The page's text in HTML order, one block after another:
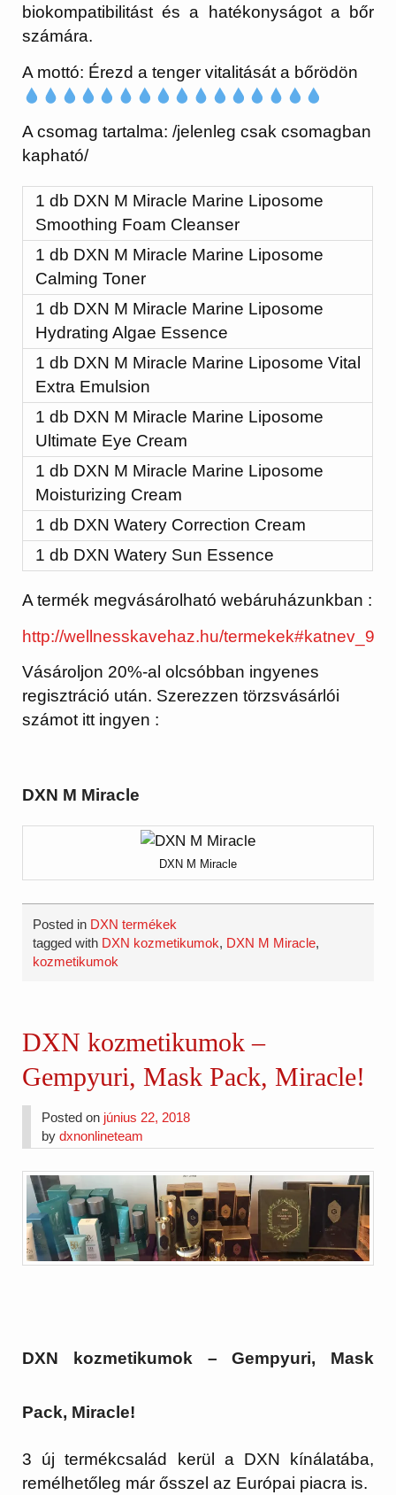
biokompatibilitást és a hatékonyságot a bőr
számára.
A mottó: Érezd a tenger vitalitását a bőrödön
A csomag tartalma: /jelenleg csak csomagban
kapható/
1 db DXN M Miracle Marine Liposome
Smoothing Foam Cleanser
1 db DXN M Miracle Marine Liposome
Calming Toner
1 db DXN M Miracle Marine Liposome
Hydrating Algae Essence
1 db DXN M Miracle Marine Liposome Vital
Extra Emulsion
1 db DXN M Miracle Marine Liposome
Ultimate Eye Cream
1 db DXN M Miracle Marine Liposome
Moisturizing Cream
1 db DXN Watery Correction Cream
1 db DXN Watery Sun Essence
A termék megvásárolható webáruházunkban :
http://wellnesskavehaz.hu/termekek#katnev_9
Vásároljon 20%-al olcsóbban ingyenes
regisztráció után. Szerezzen törzsvásárlói
számot itt ingyen :
DXN M Miracle
DXN M Miracle
Posted in DXN termékek
tagged with DXN kozmetikumok, DXN M Miracle,
kozmetikumok
DXN kozmetikumok –
Gempyuri, Mask Pack, Miracle!
Posted on június 22, 2018
bydxnonlineteam
DXN kozmetikumok – Gempyuri, Mask
Pack, Miracle!
3 új termékcsalád kerül a DXN kínálatába,
remélhetőleg már ősszel az Európai piacra is.